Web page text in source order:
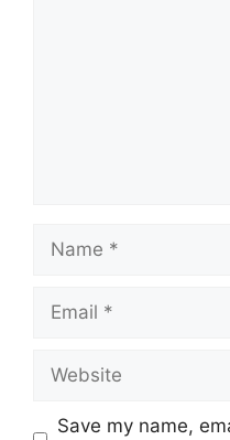
Save my name,